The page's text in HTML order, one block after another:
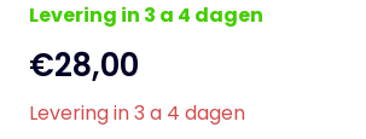
Levering in 3 a 4 dagen
€28,00
Levering in 3 a 4 dagen